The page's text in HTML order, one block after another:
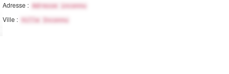
Adresse : Adresse inconnu
Ville : Ville Inconnu